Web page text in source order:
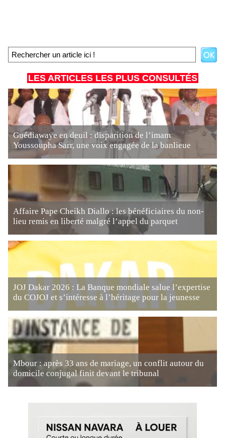
LES ARTICLES LES PLUS CONSULTÉS
Guédiawaye en deuil : disparition de l’imam
Youssoupha Sarr, une voix engagée de la banlieue
Affaire Pape Cheikh Diallo : les bénéficiaires du non-
lieu remis en liberté malgré l’appel du parquet
JOJ Dakar 2026 : La Banque mondiale salue l’expertise
du COJOJ et s’intéresse à l’héritage pour la jeunesse
Mbour : après 33 ans de mariage, un conflit autour du
domicile conjugal finit devant le tribunal